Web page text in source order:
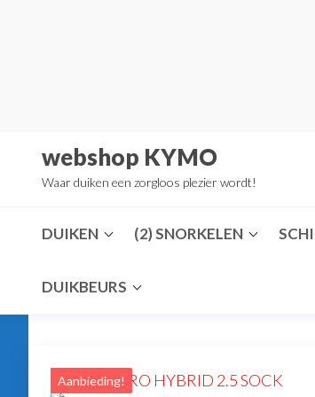
webshop KYMO
Waar duiken een zorgloos plezier wordt!
DUIKEN (2) SNORKELEN
DUIKBEURS
Aanbieding!